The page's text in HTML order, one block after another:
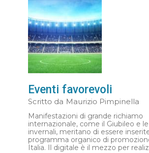
Eventi favorevoli
Scritto da Maurizio Pimpinella
Manifestazioni di grande richiamo
internazionale, come il Giubileo e
invernali, meritano di essere
programma organico di
Italia. Il digitale è il mezzo per